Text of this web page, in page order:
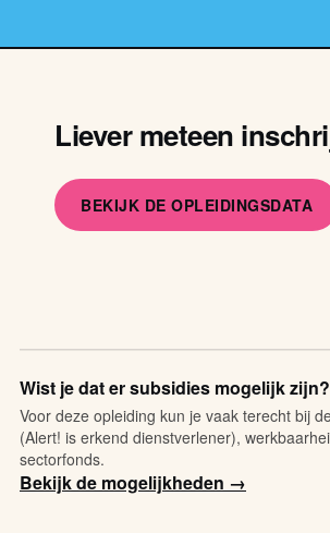
Liever meteen
BEKIJK DE OPLEIDINGSDATA
Wist je dat er subsidies mogelijk zijn?
Voor deze opleiding kun je vaak terecht bij
(Alert! is erkend dienstverlener),
sectorfonds.
Bekijk de mogelijkheden →